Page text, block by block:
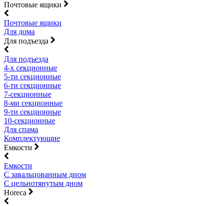
Почтовые ящики
Почтовые ящики
Для дома
Для подъезда
Для подъезда
4-х секционные
5-ти секционные
6-ти секционные
7-секционные
8-ми секционные
9-ти секционные
10-секционные
Для спама
Комплектующие
Емкости
Емкости
С завальцованным дном
С цельнотянутым дном
Horeca